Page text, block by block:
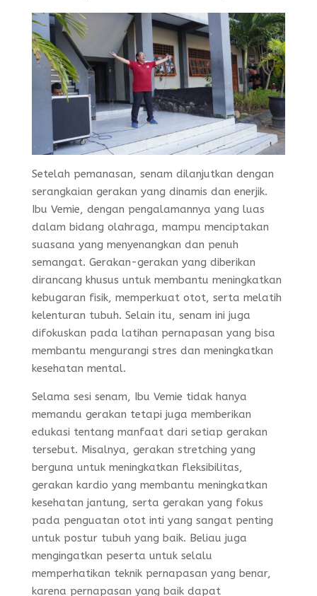
Setelah pemanasan, senam dilanjutkan dengan
serangkaian gerakan yang dinamis dan enerjik.
Ibu Vemie, dengan pengalamannya yang luas
dalam bidang olahraga, mampu menciptakan
suasana yang menyenangkan dan penuh
semangat. Gerakan-gerakan yang diberikan
dirancang khusus untuk membantu meningkatkan
kebugaran fisik, memperkuat otot, serta melatih
kelenturan tubuh. Selain itu, senam ini juga
difokuskan pada latihan pernapasan yang bisa
membantu mengurangi stres dan meningkatkan
kesehatan mental.
Selama sesi senam, Ibu Vemie tidak hanya
memandu gerakan tetapi juga memberikan
edukasi tentang manfaat dari setiap gerakan
tersebut. Misalnya, gerakan stretching yang
berguna untuk meningkatkan fleksibilitas,
gerakan kardio yang membantu meningkatkan
kesehatan jantung, serta gerakan yang fokus
pada penguatan otot inti yang sangat penting
untuk postur tubuh yang baik. Beliau juga
mengingatkan peserta untuk selalu
memperhatikan teknik pernapasan yang benar,
karena pernapasan yang baik dapat